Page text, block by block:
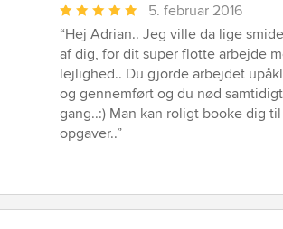
Gennemsnitlig
bedømmelse:
5
ud
af
5
stjerner
5. februar 2016
“Hej Adrian.. Jeg ville da lige
af dig, for dit super flotte arbejde
lejlighed.. Du gjorde arbejdet
og gennemført og du nød
gang..:) Man kan roligt booke dig
opgaver..”